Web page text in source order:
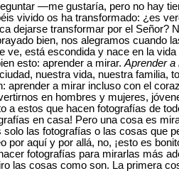
—me gustaría, pero no hay
vivido os ha transformado: ¿es
dejarse transformar por el
bien, nos alegramos cuando
ve, está escondida y nace en la
esto: aprender a mirar.Aprender a
nuestra vida, nuestra familia,
aprender a mirar incluso con el
en hombres y mujeres,
a estos que hacen fotografías de
en casa! Pero una cosa es
las fotografías o las cosas que
por aquí y por allá, no, ¡esto es
fotografías para mirarlas más
las cosas como son. La primera